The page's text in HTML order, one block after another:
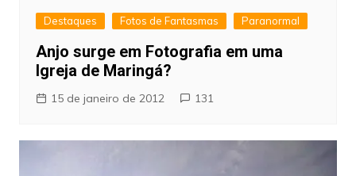
Destaques Fotos de Fantasmas Paranormal
Anjo surge em Fotografia em uma
Igreja de Maringá?
15 de janeiro de 2012 131